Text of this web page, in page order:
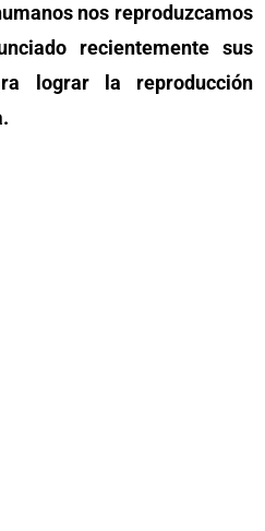
nos reproduzcamos
recientemente sus
lograr la reproducción